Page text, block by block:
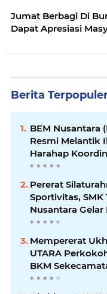
Jumat Berbagi Di
Dapat Apresiasi
Berita
BEM Nusantara
Resmi Melantik
Harahap
(Korbid)
Pererat
Sportivitas, SMK
Nusantara Gelar
Persahabatan
Mempererat
UTARA
BKM